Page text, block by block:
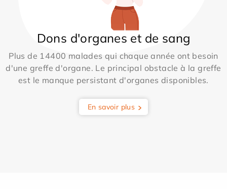
Dons d'organes et de sang
Plus de 14400 malades qui chaque année ont besoin
d'une greffe d'organe. Le principal obstacle à la greffe
est le manque persistant d'organes disponibles.
En savoir plus